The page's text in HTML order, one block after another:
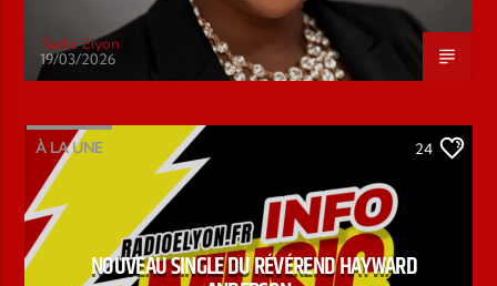
Radio Elyon
19/03/2026
À LA UNE 24
NOUVEAU SINGLE DU RÉVÉREND HAYWARD